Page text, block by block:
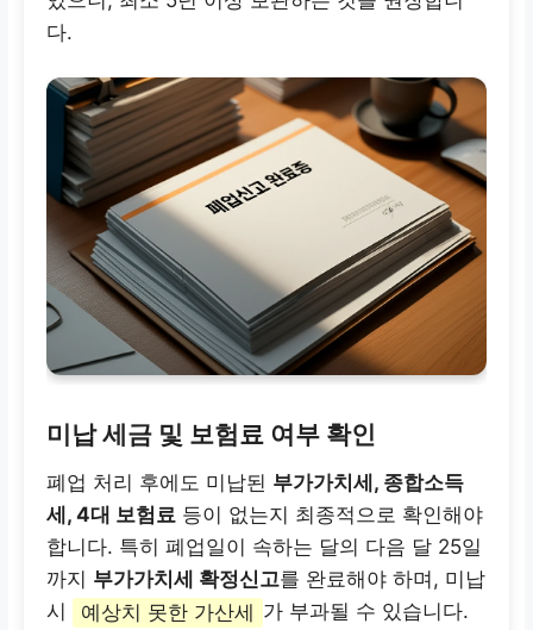
다.
미납 세금 및 보험료 여부 확인
폐업 처리 후에도 미납된 부가가치세, 종합소득
세, 4대 보험료 등이 없는지 최종적으로 확인해야
합니다. 특히 폐업일이 속하는 달의 다음 달 25일
까지 부가가치세 확정신고를 완료해야 하며, 미납
시
예상치 못한 가산세 가 부과될 수 있습니다.